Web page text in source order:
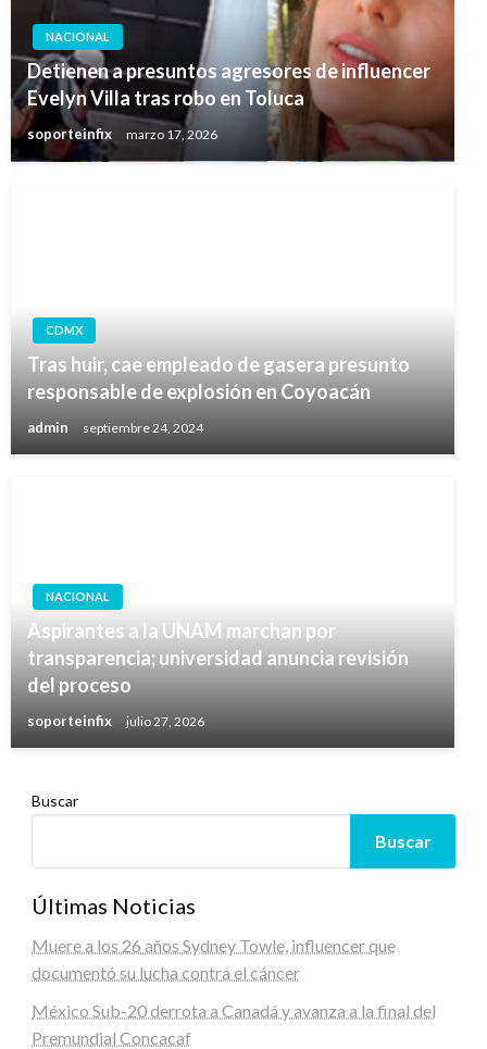
NACIONAL
Detienen a presuntos agresores de influencer
Evelyn Villa tras robo en Toluca
soporteinfix marzo 17, 2026
CDMX
Tras huir, cae empleado de gasera presunto
responsable de explosión en Coyoacán
admin septiembre 24, 2024
NACIONAL
Aspirantes a la UNAM marchan por
transparencia; universidad anuncia revisión
del proceso
soporteinfix julio 27, 2026
Buscar
Buscar
Últimas Noticias
Muere a los 26 años Sydney Towle, influencer que
documentó su lucha contra el cáncer
México Sub-20 derrota a Canadá y avanza a la final del
Premundial Concacaf